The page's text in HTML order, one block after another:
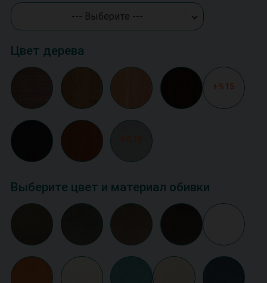
--- Выберите ---
Цвет дерева
+%15
Выберите цвет и материал обивки